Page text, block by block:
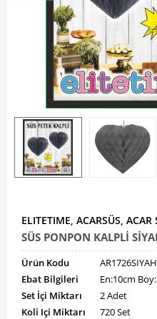
ELITETIME, ACARSÜS, ACAR
SÜS PONPON KALPLİ
Ürün Kodu
AR1726SIYAH
Ebat Bilgileri
En:10cm
Set İçi Miktarı
2 Adet
Koli Içi Miktarı
720 Set